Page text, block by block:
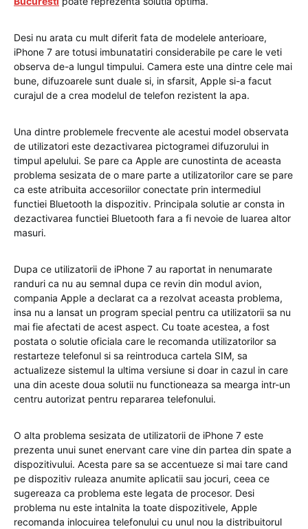
Desi nu arata cu mult diferit fata de modelele anterioare,
iPhone 7 are totusi imbunatatiri considerabile pe care le veti
observa de-a lungul timpului. Camera este una dintre cele mai
bune, difuzoarele sunt duale si, in sfarsit, Apple si-a facut
curajul de a crea modelul de telefon rezistent la apa.
Una dintre problemele frecvente ale acestui model observata
de utilizatori este dezactivarea pictogramei difuzorului in
timpul apelului. Se pare ca Apple are cunostinta de aceasta
problema sesizata de o mare parte a utilizatorilor care se pare
ca este atribuita accesoriilor conectate prin intermediul
functiei Bluetooth la dispozitiv. Principala solutie ar consta in
dezactivarea functiei Bluetooth fara a fi nevoie de luarea altor
masuri.
Dupa ce utilizatorii de iPhone 7 au raportat in nenumarate
randuri ca nu au semnal dupa ce revin din modul avion,
compania Apple a declarat ca a rezolvat aceasta problema,
insa nu a lansat un program special pentru ca utilizatorii sa nu
mai fie afectati de acest aspect. Cu toate acestea, a fost
postata o solutie oficiala care le recomanda utilizatorilor sa
restarteze telefonul si sa reintroduca cartela SIM, sa
actualizeze sistemul la ultima versiune si doar in cazul in care
una din aceste doua solutii nu functioneaza sa mearga intr-un
centru autorizat pentru repararea telefonului.
O alta problema sesizata de utilizatorii de iPhone 7 este
prezenta unui sunet enervant care vine din partea din spate a
dispozitivului. Acesta pare sa se accentueze si mai tare cand
pe dispozitiv ruleaza anumite aplicatii sau jocuri, ceea ce
sugereaza ca problema este legata de procesor. Desi
problema nu este intalnita la toate dispozitivele, Apple
recomanda inlocuirea telefonului cu unul nou la distribuitorul